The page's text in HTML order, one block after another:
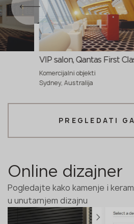
VIP salon, Qantas First
Komercijalni objekti
Sydney, Australija
PREGLEDATI
Online dizajner
Pogledajte kako kamenje i
u unutarnjem dizajnu